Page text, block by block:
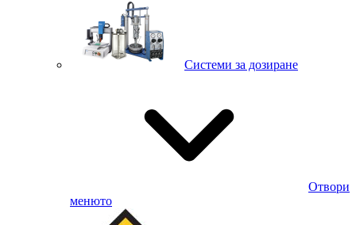
Системи за дозиране
Отвори
менюто